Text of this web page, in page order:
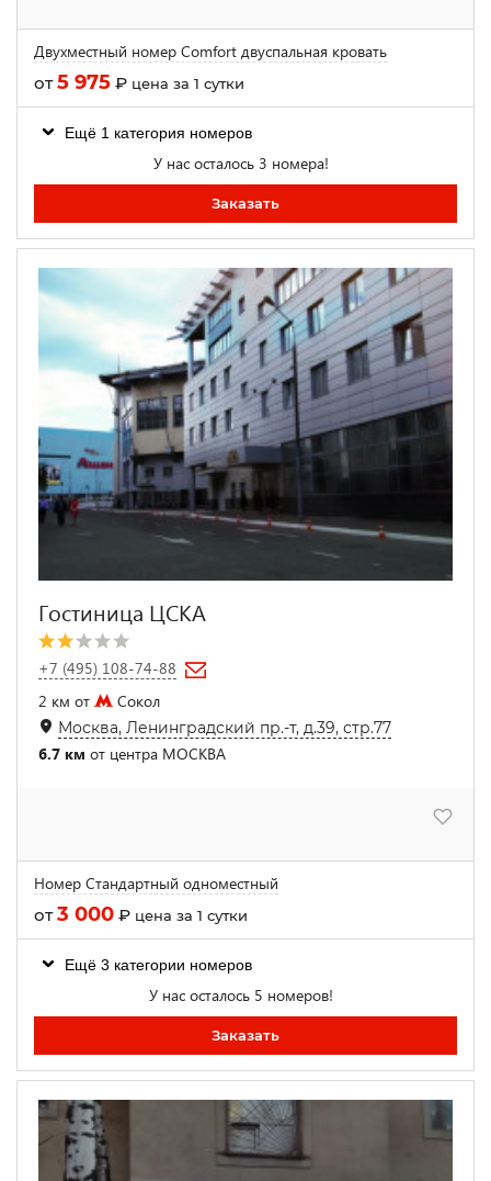
Двухместный номер Comfort двуспальная кровать
от5 975 ₽ цена за 1 сутки
Ещё 1 категория номеров
У нас осталось 3 номера!
Заказать
Гостиница ЦСКА
+7 (495) 108-74-88
2 км от
Сокол
Москва, Ленинградский пр.-т, д.39, стр.77
6.7 км от центра МОСКВА
Номер Стандартный одноместный
от3 000 ₽ цена за 1 сутки
Ещё 3 категории номеров
У нас осталось 5 номеров!
Заказать